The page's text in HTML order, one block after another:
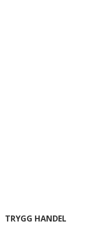
TRYGG HANDEL